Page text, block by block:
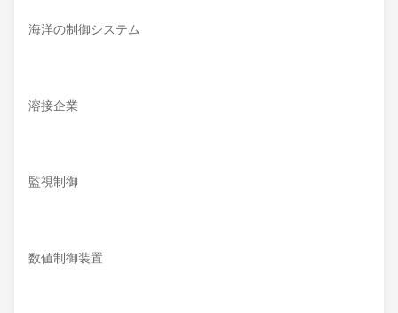
海洋の制御システム
溶接企業
監視制御
数値制御装置